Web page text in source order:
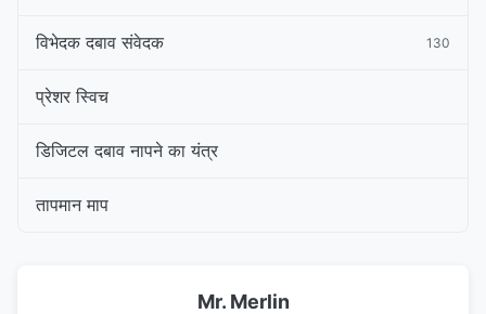
विभेदक दबाव संवेदक 130
प्रेशर स्विच
डिजिटल दबाव नापने का यंत्र
तापमान माप
Mr. Merlin